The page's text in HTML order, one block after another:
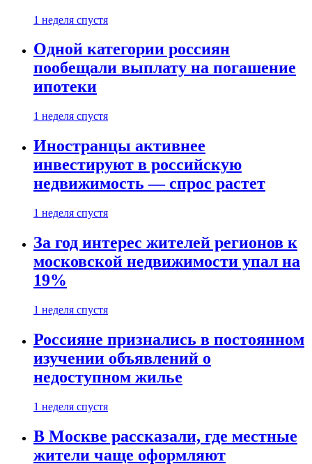
1 неделя спустя
Одной категории россиян
пообещали выплату на погашение
ипотеки
1 неделя спустя
Иностранцы активнее
инвестируют в российскую
недвижимость — спрос растет
1 неделя спустя
За год интерес жителей регионов к
московской недвижимости упал на
19%
1 неделя спустя
Россияне признались в постоянном
изучении объявлений о
недоступном жилье
1 неделя спустя
В Москве рассказали, где местные
жители чаще оформляют